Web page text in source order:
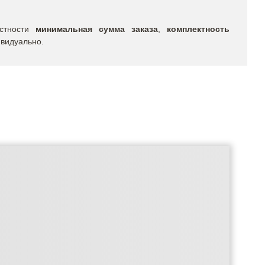
минимальная сумма заказа, комплектность